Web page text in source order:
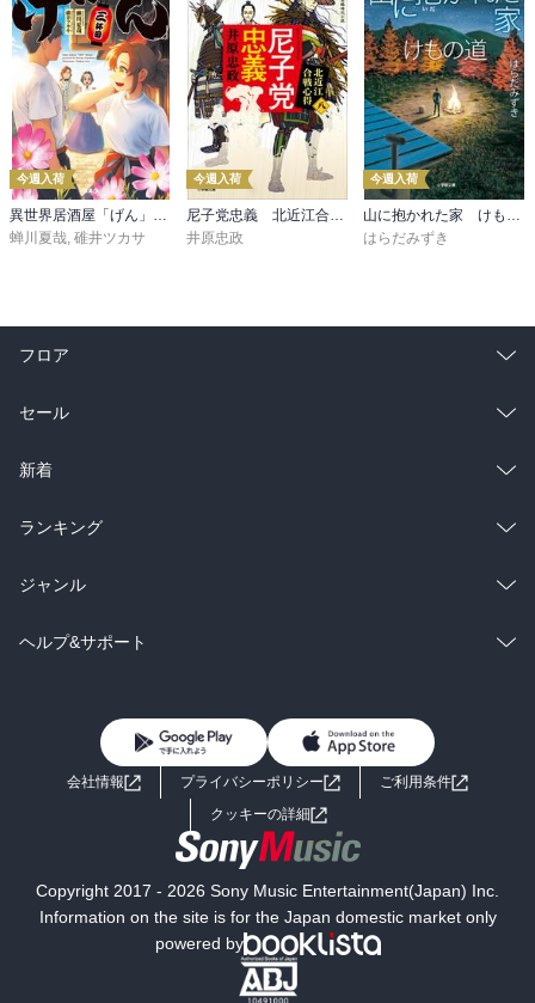
今週入荷
異世界居酒屋「げん」三杯目
蝉川夏哉, 碓井ツカサ
今週入荷
尼子党忠義 北近江合戦心得〈八〉
井原忠政
今週入荷
山に抱かれた家 けもの道
はらだみずき
フロア
総合
ラノベ
雑誌・グラビア
BL・TL
セール
総合
ラノベ
雑誌・グラビア
BL・TL
新着
総合
ラノベ
雑誌・グラビア
ランキング
総合
ラノベ
ジャンル
コミック
ライトノベル 男子向けラノベ
小説
海外小説
ミステリー SF
文学
ヘルプ&サポート
よくあるご質問 お問い合わせ
会社情報 プライバシーポリシー
ご利用条件
クッキーの詳細
Copyright 2017 - 2026 Sony Music Entertainment(Japan) Inc.
Information on the site is for the Japan domestic market only
powered by